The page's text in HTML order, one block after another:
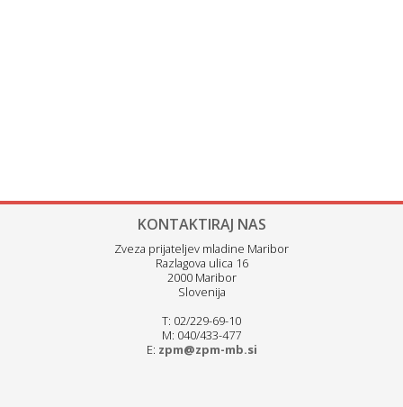
KONTAKTIRAJ NAS
Zveza prijateljev mladine Maribor
Razlagova ulica 16
2000 Maribor
Slovenija
T: 02/229-69-10
M: 040/433-477
E: zpm@zpm-mb.si